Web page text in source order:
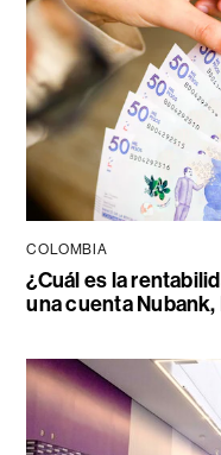
COLOMBIA
¿Cuál es la
una cuenta